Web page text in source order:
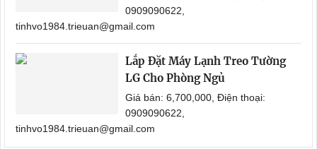
0909090622,
tinhvo1984.trieuan@gmail.com
Lắp Đặt Máy Lạnh Treo Tường
LG Cho Phòng Ngủ
Giá bán: 6,700,000, Điện thoại:
0909090622,
tinhvo1984.trieuan@gmail.com